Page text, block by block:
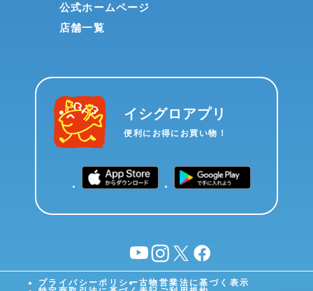
公式ホームページ
店舗一覧
イシグロアプリ
便利にお得にお買い物！
YouTubeinstagram
X facebook
プライバシーポリシー古物営業法に基づく表示